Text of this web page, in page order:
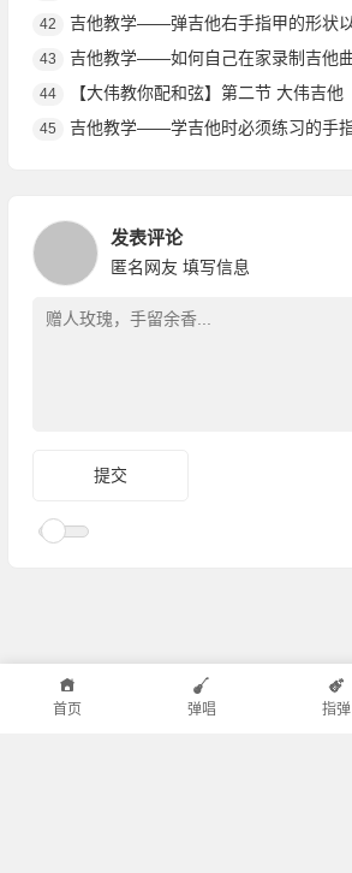
42 吉他教学——弹吉他右手指甲的形状
43 吉他教学——如何自己在家录制吉他曲
44 【大伟教你配和弦】第二节 大伟吉他
45 吉他教学——学吉他时必须练习的手
发表评论
匿名网友 填写信息
首页 弹唱 指弹